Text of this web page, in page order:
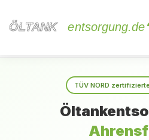
ÖLTANK
ÖLTANK entsorgung.de
TÜV NORD